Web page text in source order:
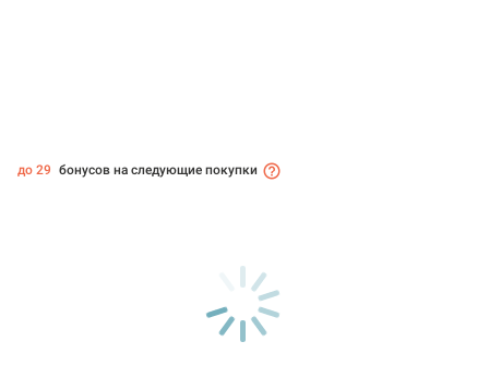
до 29 бонусов на следующие покупки